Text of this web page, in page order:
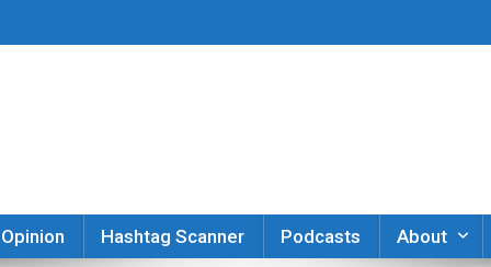
Opinion Hashtag Scanner Podcasts About